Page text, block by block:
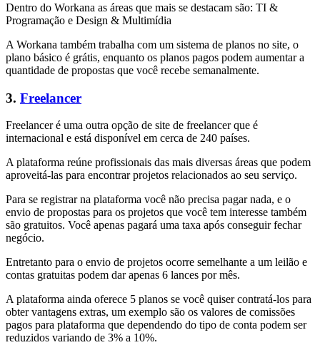
Dentro do Workana as áreas que mais se destacam são: TI &
Programação e Design & Multimídia
A Workana também trabalha com um sistema de planos no site, o
plano básico é grátis, enquanto os planos pagos podem aumentar a
quantidade de propostas que você recebe semanalmente.
3. Freelancer
Freelancer é uma outra opção de site de freelancer que é
internacional e está disponível em cerca de 240 países.
A plataforma reúne profissionais das mais diversas áreas que podem
aproveitá-las para encontrar projetos relacionados ao seu serviço.
Para se registrar na plataforma você não precisa pagar nada, e o
envio de propostas para os projetos que você tem interesse também
são gratuitos. Você apenas pagará uma taxa após conseguir fechar
negócio.
Entretanto para o envio de projetos ocorre semelhante a um leilão e
contas gratuitas podem dar apenas 6 lances por mês.
A plataforma ainda oferece 5 planos se você quiser contratá-los para
obter vantagens extras, um exemplo são os valores de comissões
pagos para plataforma que dependendo do tipo de conta podem ser
reduzidos variando de 3% a 10%.